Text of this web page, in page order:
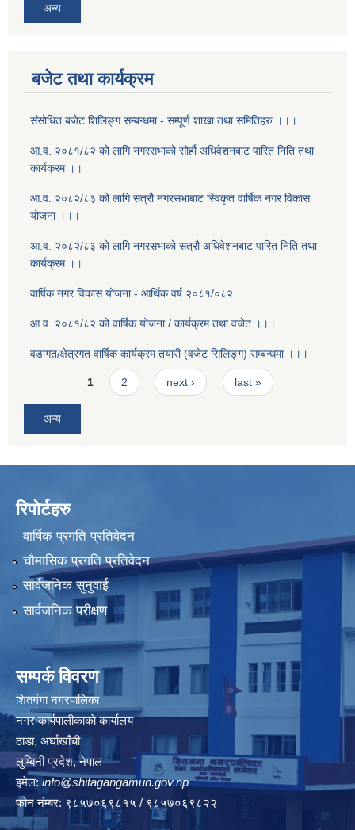
अन्य
बजेट तथा कार्यक्रम
संसोधित बजेट शिलिङ्ग सम्बन्धमा - सम्पूर्ण शाखा तथा समितिहरु ।।।
आ.व. २०८१/८२ को लागि नगरसभाको सोर्हौ अधिवेशनबाट पारित निति तथा
कार्यक्रम ।।
आ.व. २०८२/८३ को लागि सत्रौ नगरसभाबाट स्विकृत वार्षिक नगर विकास
योजना ।।।
आ.व. २०८२/८३ को लागि नगरसभाको सत्रौ अधिवेशनबाट पारित निति तथा
कार्यक्रम ।।
वार्षिक नगर विकास योजना - आर्थिक वर्ष २०८१/०८२
आ.व. २०८१/८२ को वार्षिक योजना / कार्यक्रम तथा वजेट ।।।
वडागत/क्षेत्रगत वार्षिक कार्यक्रम तयारी (वजेट सिलिङ्ग) सम्बन्धमा ।।।
Pages1 2 next › last »
अन्य
रिपोर्टहरु
वार्षिक प्रगति प्रतिवेदन
चौमासिक प्रगति प्रतिवेदन
सार्वजनिक सुनुवाई
सार्वजनिक परीक्षण
सम्पर्क विवरण
शितगंगा नगरपालिका
नगर कार्यपालीकाकाे कार्यालय
ठाडा, अर्घाखाँची
लुम्बिनी प्रदेश, नेपाल
इमेल: info@shitagangamun.gov.np
फोन नंम्बर: ९८५७०६९८१५ / ९८५७०६९८२२